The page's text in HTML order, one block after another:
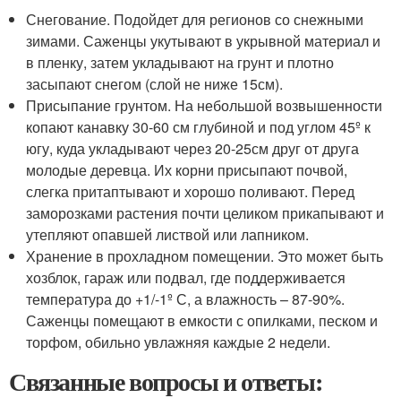
Снегование. Подойдет для регионов со снежными
зимами. Саженцы укутывают в укрывной материал и
в пленку, затем укладывают на грунт и плотно
засыпают снегом (слой не ниже 15см).
Присыпание грунтом. На небольшой возвышенности
копают канавку 30-60 см глубиной и под углом 45º к
югу, куда укладывают через 20-25см друг от друга
молодые деревца. Их корни присыпают почвой,
слегка притаптывают и хорошо поливают. Перед
заморозками растения почти целиком прикапывают и
утепляют опавшей листвой или лапником.
Хранение в прохладном помещении. Это может быть
хозблок, гараж или подвал, где поддерживается
температура до +1/-1º С, а влажность – 87-90%.
Саженцы помещают в емкости с опилками, песком и
торфом, обильно увлажняя каждые 2 недели.
Связанные вопросы и ответы: